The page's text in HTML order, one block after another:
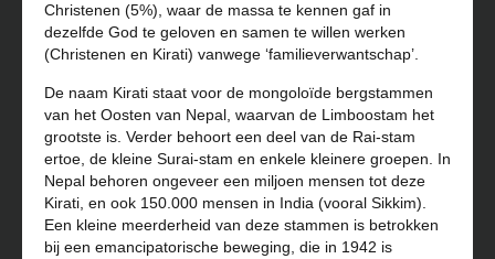
Christenen (5%), waar de massa te kennen gaf in
dezelfde God te geloven en samen te willen werken
(Christenen en Kirati) vanwege ‘familieverwantschap’.
De naam Kirati staat voor de mongoloïde bergstammen
van het Oosten van Nepal, waarvan de Limboostam het
grootste is. Verder behoort een deel van de Rai-stam
ertoe, de kleine Surai-stam en enkele kleinere groepen. In
Nepal behoren ongeveer een miljoen mensen tot deze
Kirati, en ook 150.000 mensen in India (vooral Sikkim).
Een kleine meerderheid van deze stammen is betrokken
bij een emancipatorische beweging, die in 1942 is